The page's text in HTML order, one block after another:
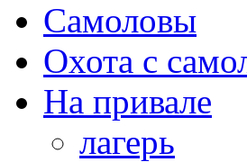
Самоловы
Охота с
На привале
лагерь